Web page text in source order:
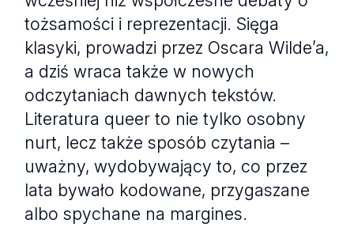
tożsamości i reprezentacji. Sięga
klasyki, prowadzi przez Oscara Wilde’a,
a dziś wraca także w nowych
odczytaniach dawnych tekstów.
Literatura queer to nie tylko osobny
nurt, lecz także sposób czytania –
uważny, wydobywający to, co przez
lata bywało kodowane, przygaszane
albo spychane na margines.